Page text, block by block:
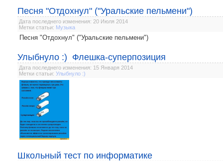
Песня "Отдохнул" ("Уральские пельмени")
Дата последнего изменения: 20 Июля 2014
Метки статьи: Музыка
Песня "Отдохнул" ("Уральские пельмени")
Улыбнуло :) Флешка-суперпозиция
Дата последнего изменения: 15 Января 2014
Метки статьи: Улыбнуло :)
Школьный тест по информатике